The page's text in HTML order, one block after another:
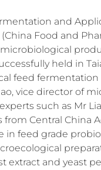
and
Food and
held in
feed
vice director of
such as Mr
Central China
feed grade
and yeast